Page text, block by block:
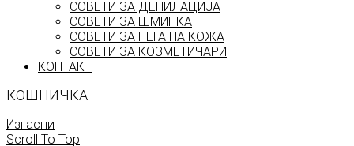
СОВЕТИ ЗА ДЕПИЛАЦИЈА
СОВЕТИ ЗА ШМИНКА
СОВЕТИ ЗА НЕГА НА КОЖА
СОВЕТИ ЗА КОЗМЕТИЧАРИ
КОНТАКТ
КОШНИЧКА
Изгасни
Scroll To Top